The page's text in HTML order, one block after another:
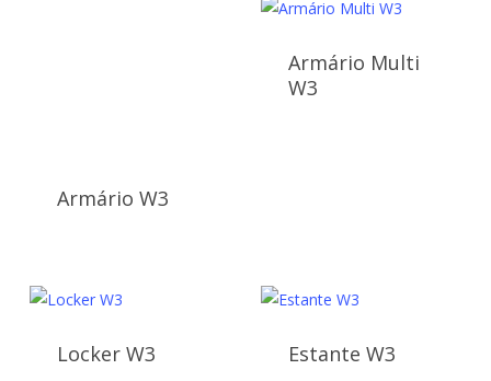
Armário W3
Armário Multi
W3
Locker W3 Estante W3